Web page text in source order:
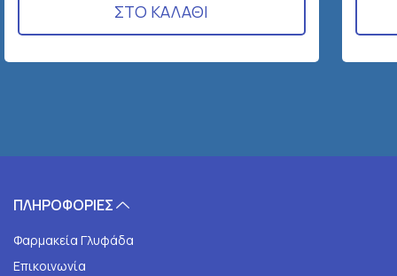
ΣΤΟ ΚΑΛΑΘΙ
ΠΛΗΡΟΦΟΡΙΕΣ
Φαρμακεία Γλυφάδα
Επικοινωνία